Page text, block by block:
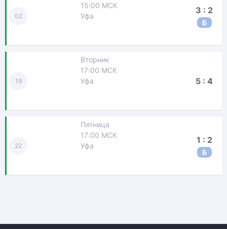
02
15:00 МСК
Уфа
3 : 2
Б
19
Вторник
17:00 МСК
Уфа
5 : 4
22
Пятница
17:00 МСК
Уфа
1 : 2
Б